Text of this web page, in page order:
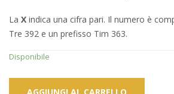
La X indica una cifra pari. Il numero è
Tre 392 e un prefisso Tim 363.
Disponibile